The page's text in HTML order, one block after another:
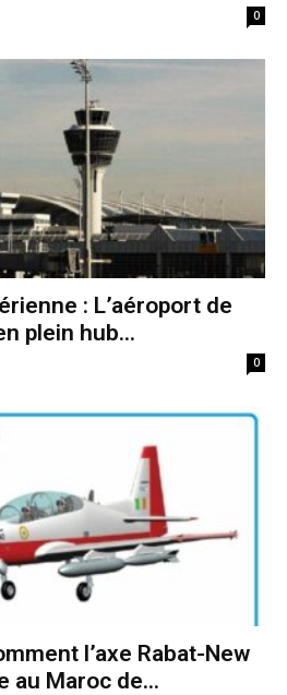
0
: L’aéroport de
plein hub...
0
l’axe Rabat-New
au Maroc de...